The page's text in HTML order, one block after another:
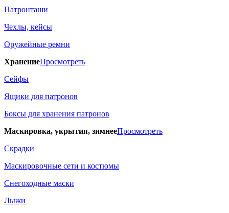
Патронташи
Чехлы, кейсы
Оружейные ремни
ХранениеПросмотреть
Сейфы
Ящики для патронов
Боксы для хранения патронов
Маскировка, укрытия, зимнееПросмотреть
Скрадки
Маскировочные сети и костюмы
Снегоходные маски
Лыжи